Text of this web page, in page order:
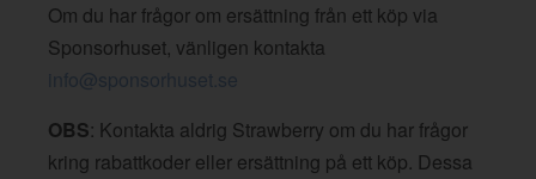
Om du har frågor om ersättning från ett köp via
Sponsorhuset, vänligen kontakta
info@sponsorhuset.se
OBS: Kontakta aldrig Strawberry om du har frågor
kring rabattkoder eller ersättning på ett köp. Dessa